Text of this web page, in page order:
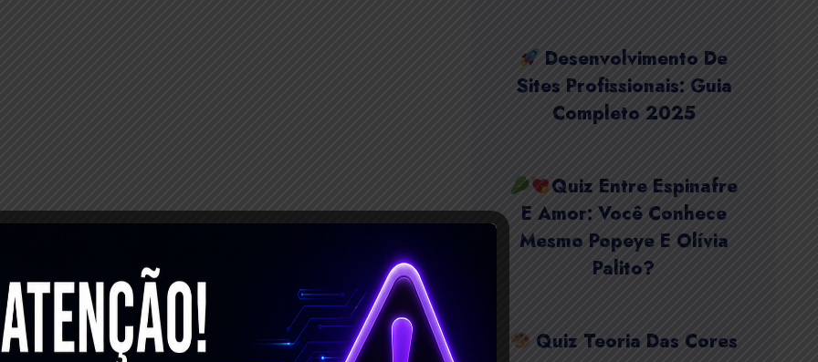
Desenvolvimento De
Sites Profissionais: Guia
Completo 2025
Quiz Entre Espinafre
E Amor: Você Conhece
Mesmo Popeye E Olívia
Palito?
Quiz Teoria Das Cores